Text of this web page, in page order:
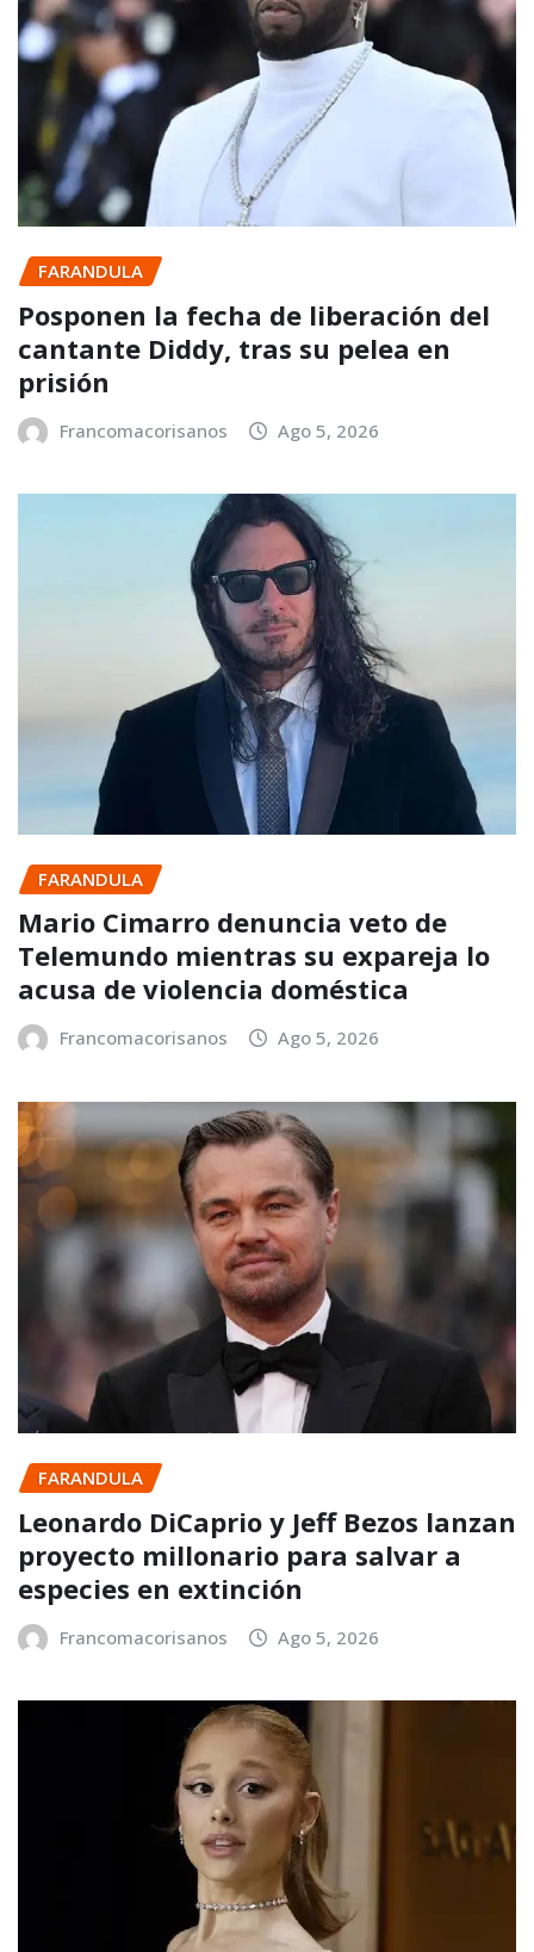
FARANDULA
Posponen la fecha de liberación del
cantante Diddy, tras su pelea en
prisión
Francomacorisanos Ago 5, 2026
FARANDULA
Mario Cimarro denuncia veto de
Telemundo mientras su expareja lo
acusa de violencia doméstica
Francomacorisanos Ago 5, 2026
FARANDULA
Leonardo DiCaprio y Jeff Bezos lanzan
proyecto millonario para salvar a
especies en extinción
Francomacorisanos Ago 5, 2026